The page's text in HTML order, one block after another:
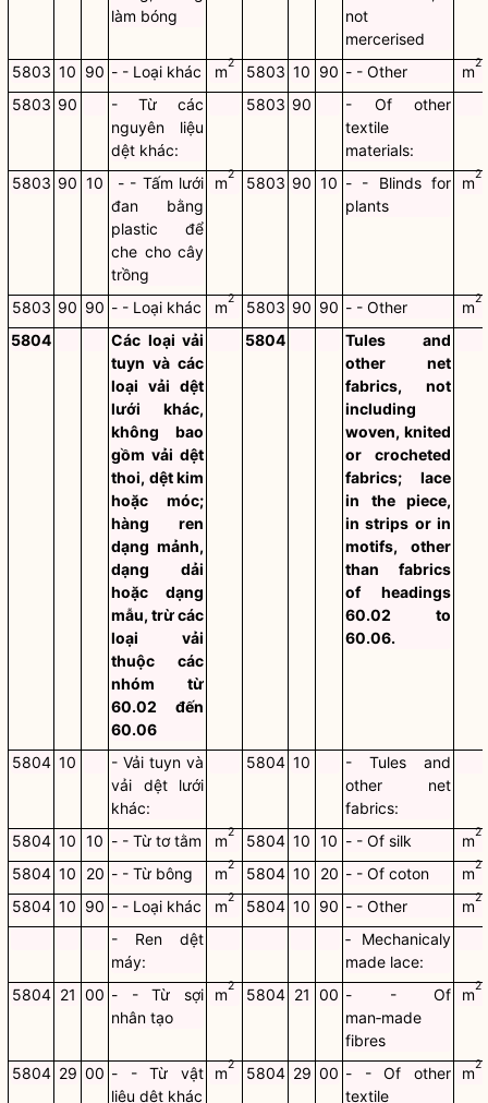
làm bóng
not
mercerised
5803 10 90 - - Loại khác m2 5803 10 90 - - Other m2
5803 90
- Từ các
nguyên liệu
dệt khác:
5803 90
- Of other
textile
materials:
5803 90 10
- - Tấm lưới
đan bằng
plastic để
che cho cây
trồng
m2 5803 90 10 - - Blinds for
plants
m2
5803 90 90 - - Loại khác m2 5803 90 90 - - Other m2
5804
Các loại vải
tuyn và các
loại vải dệt
lưới khác,
không bao
gồm vải dệt
thoi, dệt kim
hoặc móc;
hàng ren
dạng mảnh,
dạng dải
hoặc dạng
mẫu, trừ các
loại vải
thuộc các
nhóm từ
60.02 đến
60.06
5804
Tules and
other net
fabrics, not
including
woven, knited
or crocheted
fabrics; lace
in the piece,
in strips or in
motifs, other
than fabrics
of headings
60.02 to
60.06.
5804 10
- Vải tuyn và
vải dệt lưới
khác:
5804 10
- Tules and
other net
fabrics:
5804 10 10 - - Từ tơ tằm m2 5804 10 10 - - Of silk m2
5804 10 20 - - Từ bông m2 5804 10 20 - - Of coton m2
5804 10 90 - - Loại khác m2 5804 10 90 - - Other m2
- Ren dệt
máy:
‑ Mechanicaly
made lace:
5804 21 00 - - Từ sợi
nhân tạo
m2 5804 21 00 - - Of
man‑made
fibres
m2
5804 29 00 - - Từ vật
liệu dệt khác
m2 5804 29 00 - - Of other
textile
m2